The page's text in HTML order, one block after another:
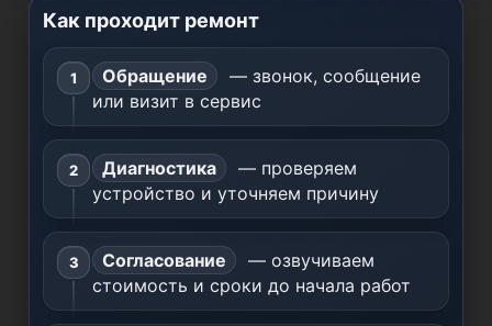
Как проходит ремонт
Обращение
— звонок, сообщение
или визит в сервис
Диагностика
— проверяем
устройство и уточняем причину
Согласование
— озвучиваем
стоимость и сроки до начала работ